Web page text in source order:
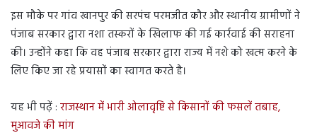
इस मौके पर गांव खानपुर की सरपंच परमजीत कौर और स्थानीय ग्रामीणों ने
पंजाब सरकार द्वारा नशा तस्करों के खिलाफ की गई कार्रवाई की सराहना
की। उन्होंने कहा कि वह पंजाब सरकार द्वारा राज्य में नशे को खत्म करने के
लिए किए जा रहे प्रयासों का स्वागत करते है।
यह भी पढ़ें : राजस्थान में भारी ओलावृष्टि से किसानों की फसलें तबाह,
मुआवजे की मांग